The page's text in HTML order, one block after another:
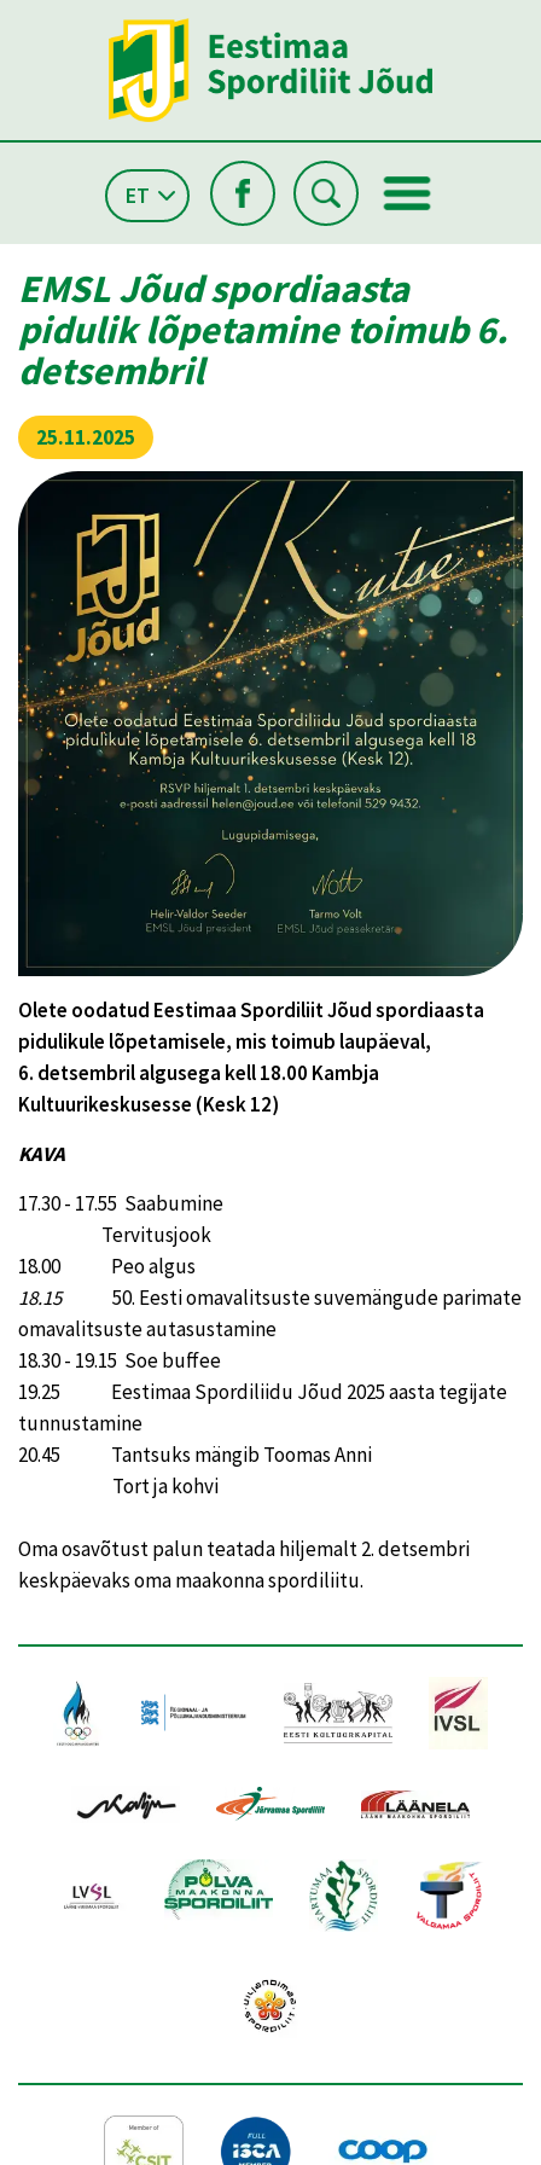
ET
EMSL Jõud spordiaasta
pidulik lõpetamine toimub 6.
detsembril
25.11.2025
Olete oodatud Eestimaa Spordiliit Jõud spordiaasta
pidulikule lõpetamisele, mis toimub laupäeval,
6. detsembril algusega kell 18.00 Kambja
Kultuurikeskusesse (Kesk 12)
KAVA
17.30 - 17.55 Saabumine
Tervitusjook
18.00 Peo algus
18.15
50. Eesti omavalitsuste suvemängude parimate
omavalitsuste autasustamine
18.30 - 19.15 Soe buffee
19.25 Eestimaa Spordiliidu Jõud 2025 aasta tegijate
tunnustamine
20.45 Tantsuks mängib Toomas Anni
Tort ja kohvi
Oma osavõtust palun teatada hiljemalt 2. detsembri
keskpäevaks oma maakonna spordiliitu.